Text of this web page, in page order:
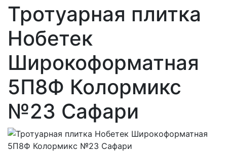
Тротуарная плитка
Нобетек
Широкоформатная
5П8Ф Колормикс
№23 Сафари